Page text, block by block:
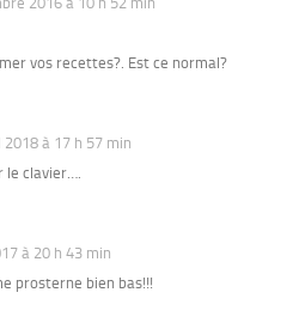
vos recettes?. Est ce normal?
2018 à 17 h 57 min
clavier….
à 20 h 43 min
prosterne bien bas!!!